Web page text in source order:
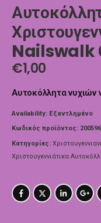
Nailswalk
€1,00
Αυτοκόλλητα νυχιών
Availability: Εξαντλημένο
Κωδικός προϊόντος: 200596
Κατηγορίες:
Χριστουγεννιάτικα